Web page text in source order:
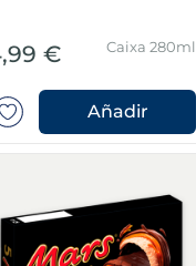
€ Caixa 280ml
Añadir